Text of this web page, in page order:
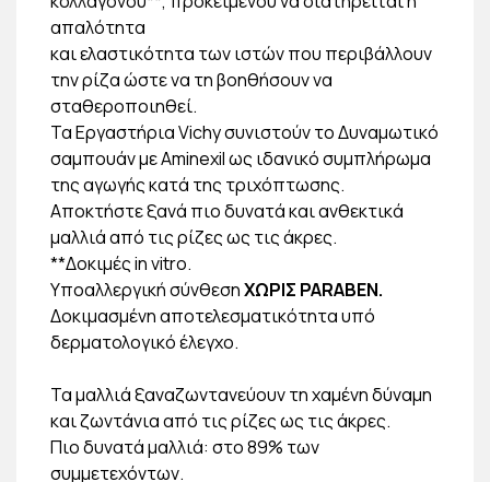
απαλότητα
και ελαστικότητα των ιστών που περιβάλλουν
την ρίζα ώστε να τη βοηθήσουν να
σταθεροποιηθεί.
Τα Εργαστήρια Vichy συνιστούν το Δυναμωτικό
σαμπουάν με Aminexil ως ιδανικό συμπλήρωμα
της αγωγής κατά της τριχόπτωσης.
Αποκτήστε ξανά πιο δυνατά και ανθεκτικά
μαλλιά από τις ρίζες ως τις άκρες.
**Δοκιμές in vitro.
Υποαλλεργική σύνθεσηΧΩΡΙΣ PARABEN.
Δοκιμασμένη αποτελεσματικότητα υπό
δερματολογικό έλεγχο.
Τα μαλλιά ξαναζωντανεύουν τη χαμένη δύναμη
και ζωντάνια από τις ρίζες ως τις άκρες.
Πιο δυνατά μαλλιά: στο 89% των
συμμετεχόντων.